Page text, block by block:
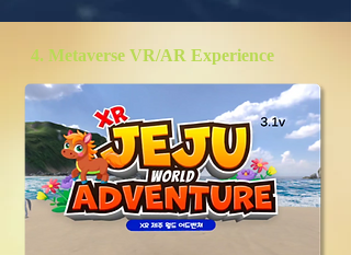
4. Metaverse VR/AR Experience